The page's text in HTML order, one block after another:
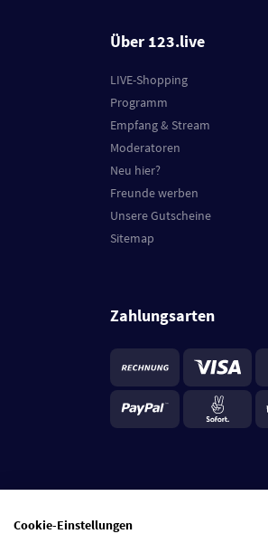
Über 123.live
LIVE-Shopping
Programm
Empfang & Stream
Moderatoren
Neu hier?
Freunde werben
Unsere Gutscheine
Sitemap
Zahlungsarten
Cookie-Einstellungen